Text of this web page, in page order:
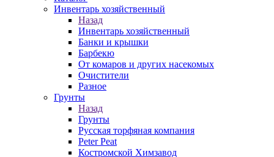
Инвентарь хозяйственный
Назад
Инвентарь хозяйственный
Банки и крышки
Барбекю
От комаров и других насекомых
Очистители
Разное
Грунты
Назад
Грунты
Русская торфяная компания
Peter Peat
Костромской Химзавод